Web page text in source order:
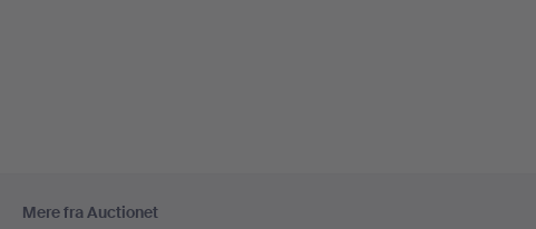
Mere fra Auctionet